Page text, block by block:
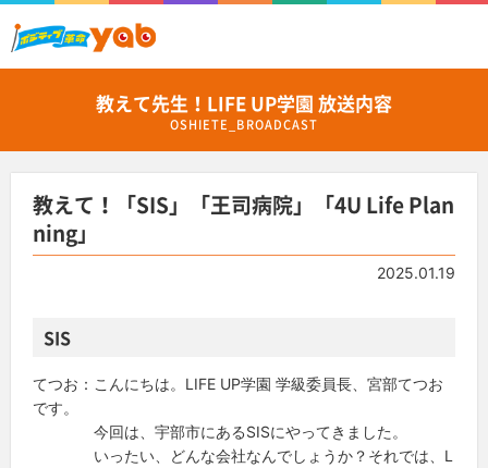
教えて先生！LIFE UP学園 放送内容
OSHIETE_BROADCAST
教えて！「SIS」「王司病院」「4U Life Plan
ning」
2025.01.19
SIS
てつお：こんにちは。LIFE UP学園 学級委員長、宮部てつお
です。
今回は、宇部市にあるSISにやってきました。
いったい、どんな会社なんでしょうか？それでは、L